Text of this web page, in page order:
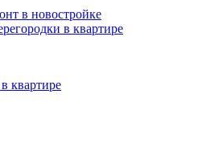
в новостройке
в квартире
квартире